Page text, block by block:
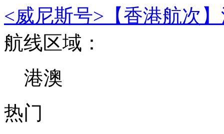
<威尼斯号>【香港航次
航线区域：
港澳
热门